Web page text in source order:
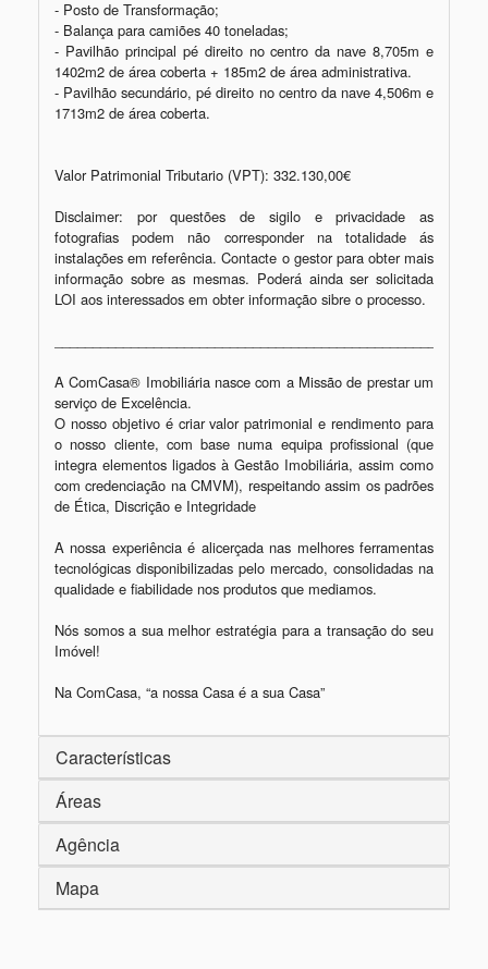
- Posto de Transformação;
- Balança para camiões 40 toneladas;
- Pavilhão principal pé direito no centro da nave 8,705m e
1402m2 de área coberta + 185m2 de área administrativa.
- Pavilhão secundário, pé direito no centro da nave 4,506m e
1713m2 de área coberta.
Valor Patrimonial Tributario (VPT): 332.130,00€
Disclaimer: por questões de sigilo e privacidade as
fotografias podem não corresponder na totalidade ás
instalações em referência. Contacte o gestor para obter mais
informação sobre as mesmas. Poderá ainda ser solicitada
LOI aos interessados em obter informação sibre o processo.
A ComCasa® Imobiliária nasce com a Missão de prestar um
serviço de Excelência.
O nosso objetivo é criar valor patrimonial e rendimento para
o nosso cliente, com base numa equipa profissional (que
integra elementos ligados à Gestão Imobiliária, assim como
com credenciação na CMVM), respeitando assim os padrões
de Ética, Discrição e Integridade
A nossa experiência é alicerçada nas melhores ferramentas
tecnológicas disponibilizadas pelo mercado, consolidadas na
qualidade e fiabilidade nos produtos que mediamos.
Nós somos a sua melhor estratégia para a transação do seu
Imóvel!
Na ComCasa, “a nossa Casa é a sua Casa”
Características
Áreas
Agência
Mapa